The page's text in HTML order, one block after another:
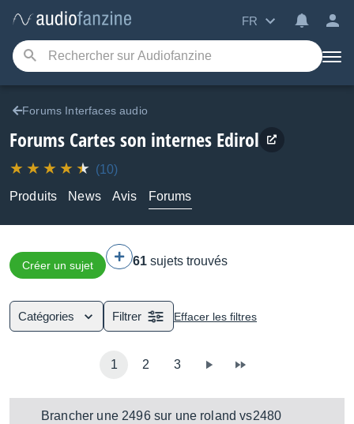
FR
Forums Interfaces audio
Forums Cartes son internes Edirol
(10)
Produits
News Avis Forums
Créer un sujet 61 sujets trouvés
Catégories Filtrer Effacer les filtres
1 2 3
Brancher une 2496 sur une roland vs2480